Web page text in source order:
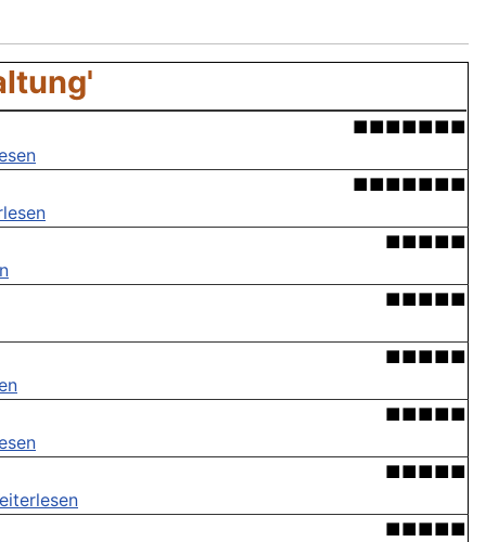
■■■■■■■
■■■■■■■
■■■■■
■■■■■
■■■■■
■■■■■
■■■■■
■■■■■